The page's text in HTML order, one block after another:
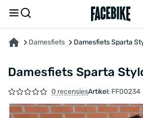
Damesfiets Damesfiets Sparta
Damesfiets Sparta
0 recensiesArtikel: FF00234
OVER HET PRODUCT KENMERKENFEEDBACK EN